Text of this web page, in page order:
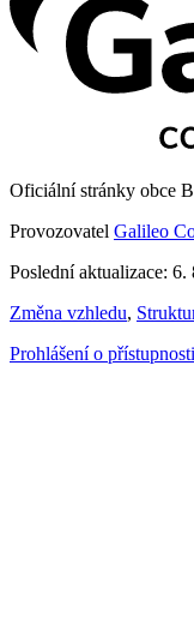
Oficiální stránky obce
Provozovatel Galileo
Poslední aktualizace: 6.
Změna vzhledu,
Prohlášení o přístupnosti